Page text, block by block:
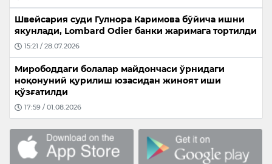
Швейсария суди Гулнора Каримова бўйича ишни
якунлади, Lombard Odier банки жаримага тортилди
15:21 / 28.07.2026
Мирободдаги болалар майдончаси ўрнидаги
ноқонуний қурилиш юзасидан жиноят иши
қўзғатилди
17:59 / 01.08.2026